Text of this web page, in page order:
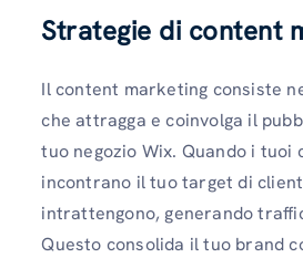
Strategie di content
Il content marketing consiste
che attragga e coinvolga il
tuo negozio Wix. Quando i tuoi
incontrano il tuo target di
intrattengono, generando
Questo consolida il tuo brand